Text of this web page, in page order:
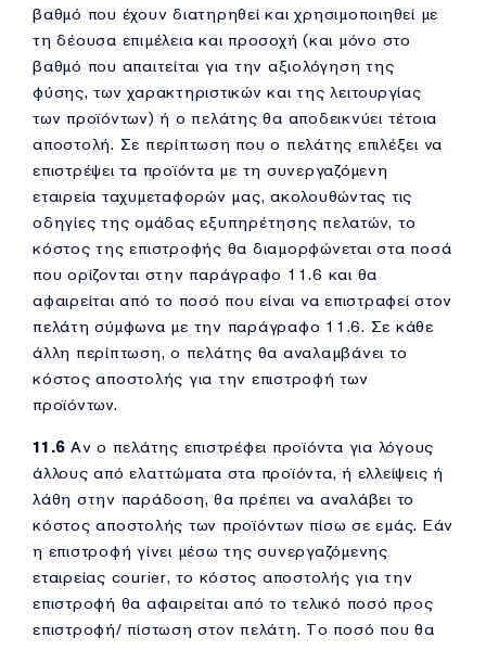
βαθμό που έχουν διατηρηθεί και χρησιμοποιηθεί με
τη δέουσα επιμέλεια και προσοχή (και μόνο στο
βαθμό που απαιτείται για την αξιολόγηση της
φύσης, των χαρακτηριστικών και της λειτουργίας
των προϊόντων) ή ο πελάτης θα αποδεικνύει τέτοια
αποστολή. Σε περίπτωση που ο πελάτης επιλέξει να
επιστρέψει τα προϊόντα με τη συνεργαζόμενη
εταιρεία ταχυμεταφορών μας, ακολουθώντας τις
οδηγίες της ομάδας εξυπηρέτησης πελατών, το
κόστος της επιστροφής θα διαμορφώνεται στα ποσά
που ορίζονται στην παράγραφο 11.6 και θα
αφαιρείται από το ποσό που είναι να επιστραφεί στον
πελάτη σύμφωνα με την παράγραφο 11.6. Σε κάθε
άλλη περίπτωση, ο πελάτης θα αναλαμβάνει το
κόστος αποστολής για την επιστροφή των
προϊόντων.
11.6 Αν ο πελάτης επιστρέφει προϊόντα για λόγους
άλλους από ελαττώματα στα προϊόντα, ή ελλείψεις ή
λάθη στην παράδοση, θα πρέπει να αναλάβει το
κόστος αποστολής των προϊόντων πίσω σε εμάς. Εάν
η επιστροφή γίνει μέσω της συνεργαζόμενης
εταιρείας courier, το κόστος αποστολής για την
επιστροφή θα αφαιρείται από το τελικό ποσό προς
επιστροφή/ πίστωση στον πελάτη. Το ποσό που θα